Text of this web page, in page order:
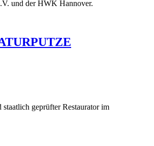
und der HWK Hannover.
staatlich geprüfter Restaurator im